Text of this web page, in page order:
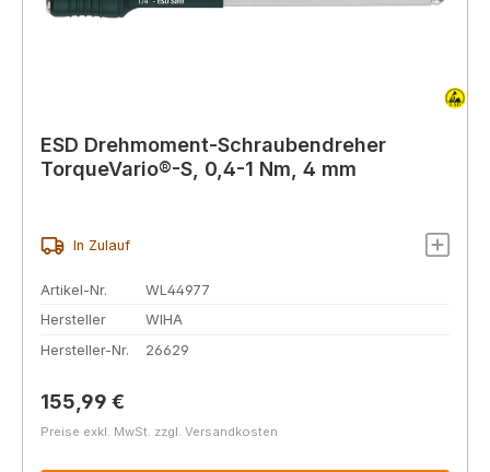
ESD Drehmoment-Schraubendreher
TorqueVario®-S, 0,4-1 Nm, 4 mm
In Zulauf
Artikel-Nr.
WL44977
Hersteller
WIHA
Hersteller-Nr.
26629
Regulärer Preis:
155,99 €
Preise exkl. MwSt. zzgl. Versandkosten